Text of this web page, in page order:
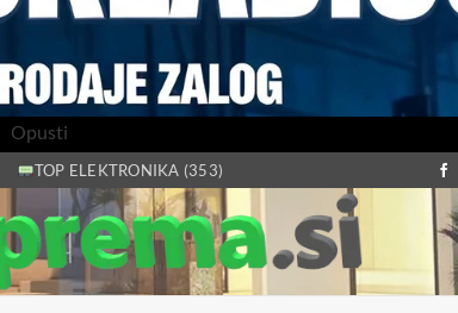
Opusti
TOP ELEKTRONIKA (353)